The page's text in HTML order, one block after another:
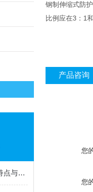
防火液压支柱保护套性能特点与阻燃防护应用
钢制伸缩式防
比例应在3：1
产品咨询
您
您